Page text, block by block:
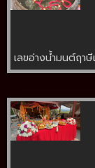
เลขอ่างน้ำมนต์ฤา